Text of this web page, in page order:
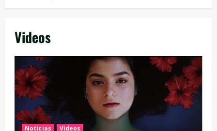
Videos
Noticias Videos